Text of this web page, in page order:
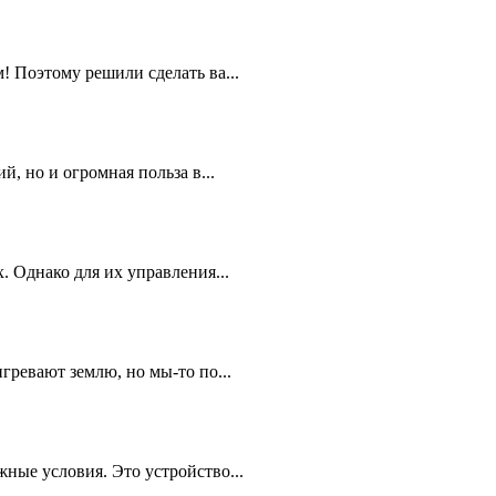
Поэтому решили сделать ва...
но и огромная польза в...
Однако для их управления...
землю, но мы-то по...
условия. Это устройство...